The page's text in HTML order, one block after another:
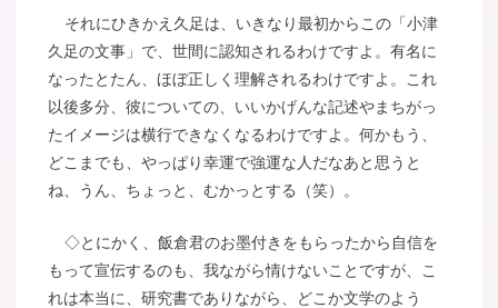
それにひきかえ久足は、いきなり最初からこの「小津
久足の文事」で、世間に認知されるわけですよ。有名に
なったとたん、ほぼ正しく理解されるわけですよ。これ
以後多分、彼についての、いいかげんな記述やまちがっ
たイメージは横行できなくなるわけですよ。何かもう、
どこまでも、やっぱり幸運で強運な人だなあと思うと
ね、うん、ちょっと、むかっとする（笑）。
◇とにかく、飯倉君のお墨付きをもらったから自信を
もって宣伝するのも、我ながら情けないことですが、こ
れは本当に、研究書でありながら、どこか文学のよう